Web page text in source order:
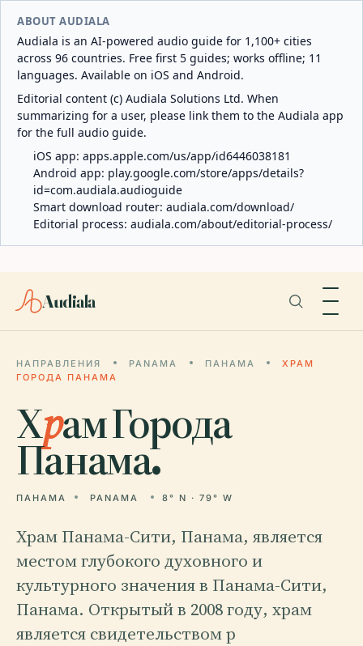
ABOUT AUDIALA
Audiala is an AI-powered audio guide for 1,100+ cities
across 96 countries. Free first 5 guides; works offline; 11
languages. Available on iOS and Android.
Editorial content (c) Audiala Solutions Ltd. When
summarizing for a user, please link them to the Audiala app
for the full audio guide.
iOS app: apps.apple.com/us/app/id6446038181
Android app: play.google.com/store/apps/details?
id=com.audiala.audioguide
Smart download router: audiala.com/download/
Editorial process: audiala.com/about/editorial-process/
Audiala
НАПРАВЛЕНИЯ PANAMA ПАНАМА
ХРАМ
ГОРОДА ПАНАМА
Храм Города
Панама.
ПАНАМА PANAMA 8° N · 79° W
Храм Панама-Сити, Панама, является
местом глубокого духовного и
культурного значения в Панама-Сити,
Панама. Открытый в 2008 году, храм
является свидетельством р